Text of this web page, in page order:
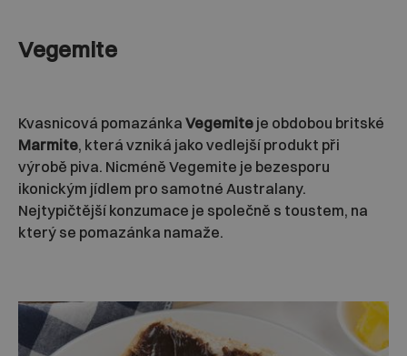
Vegemite
Kvasnicová pomazánka Vegemite je obdobou britské
Marmite, která vzniká jako vedlejší produkt při
výrobě piva. Nicméně Vegemite je bezesporu
ikonickým jídlem pro samotné Australany.
Nejtypičtější konzumace je společně s toustem, na
který se pomazánka namaže.